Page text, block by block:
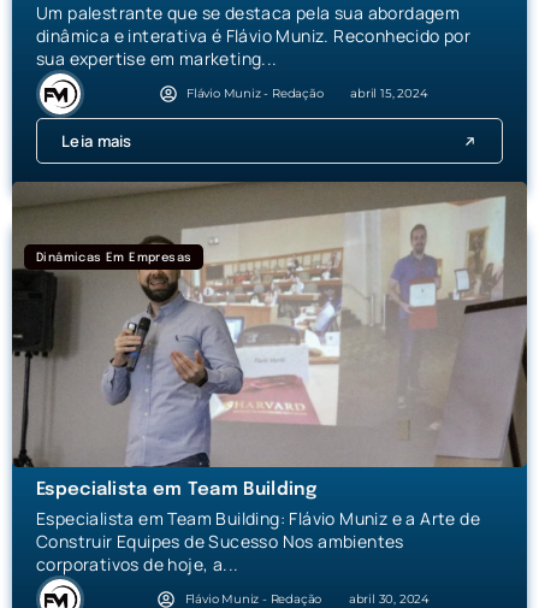
Um palestrante que se destaca pela sua abordagem
dinâmica e interativa é Flávio Muniz. Reconhecido por
sua expertise em marketing...
Flávio Muniz - Redação abril 15, 2024
Leia mais
Dinâmicas Em Empresas
Especialista em Team Building
Especialista em Team Building: Flávio Muniz e a Arte de
Construir Equipes de Sucesso Nos ambientes
corporativos de hoje, a...
Flávio Muniz - Redação abril 30, 2024